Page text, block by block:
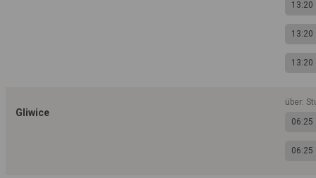
13:20
13:20
13:20
Gliwice
über:
06:25
06:25